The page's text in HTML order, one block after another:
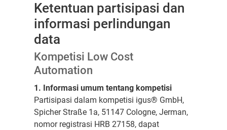
Ketentuan partisipasi dan
informasi perlindungan
data
Kompetisi Low Cost
Automation
1. Informasi umum tentang kompetisi
Partisipasi dalam kompetisi igus® GmbH,
Spicher Straße 1a, 51147 Cologne, Jerman,
nomor registrasi HRB 27158, dapat